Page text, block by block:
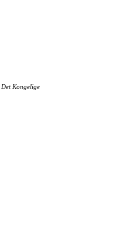
Det Kongelige